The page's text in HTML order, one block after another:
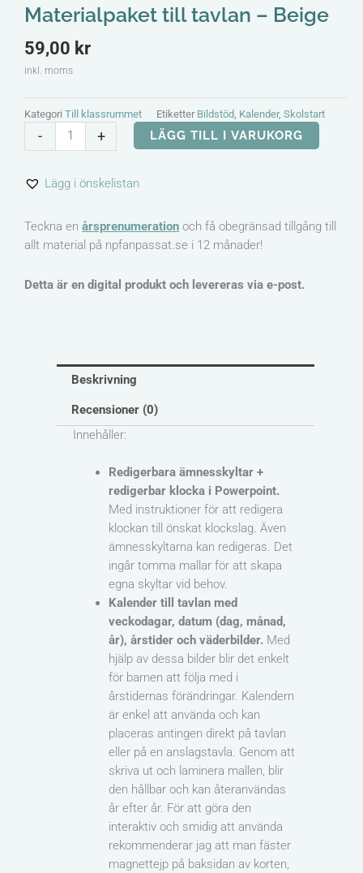
Materialpaket till tavlan – Beige
59,00 kr
inkl. moms
Kategori Till klassrummet Etiketter Bildstöd, Kalender, Skolstart
-
Materialpaket
till
-
mängd
+ LÄGG TILL I VARUKORG
Lägg i önskelistan
Teckna en årsprenumeration och få obegränsad tillgång till
allt material på npfanpassat.se i 12 månader!
Detta är en digital produkt och levereras via e-post.
Beskrivning
Recensioner (0)
Innehåller:
Redigerbara ämnesskyltar +
redigerbar klocka i Powerpoint.
Med instruktioner för att redigera
klockan till önskat klockslag. Även
ämnesskyltarna kan redigeras. Det
ingår tomma mallar för att skapa
egna skyltar vid behov.
Kalender till tavlan med
veckodagar, datum (dag, månad,
år), årstider och väderbilder. Med
hjälp av dessa bilder blir det enkelt
för barnen att följa med i
årstidernas förändringar. Kalendern
är enkel att använda och kan
placeras antingen direkt på tavlan
eller på en anslagstavla. Genom att
skriva ut och laminera mallen, blir
den hållbar och kan återanvändas
år efter år. För att göra den
interaktiv och smidig att använda
rekommenderar jag att man fäster
magnettejp på baksidan av korten,